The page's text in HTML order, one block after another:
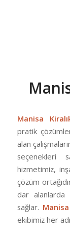
Manisa
pratik
alan
seçenekleri
hizmetimiz,
çözüm
dar alanlarda
sağlar.
ekibimiz her